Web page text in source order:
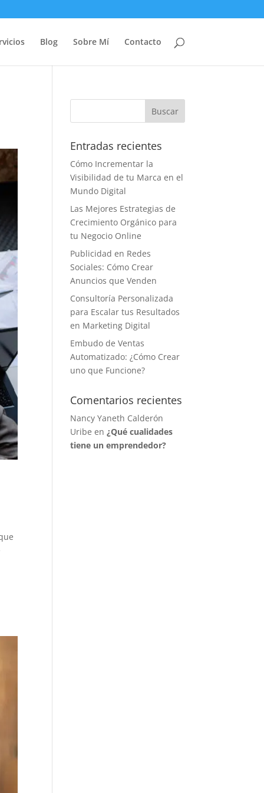
Blog Sobre Mí Contacto
Entradas recientes
Cómo Incrementar la
Visibilidad de tu Marca en el
Mundo Digital
Las Mejores Estrategias de
Crecimiento Orgánico para
tu Negocio Online
Publicidad en Redes
Sociales: Cómo Crear
Anuncios que Venden
Consultoría Personalizada
para Escalar tus Resultados
en Marketing Digital
Embudo de Ventas
Automatizado: ¿Cómo Crear
uno que Funcione?
Comentarios recientes
Nancy Yaneth Calderón
Uribe en¿Qué cualidades
tiene un emprendedor?